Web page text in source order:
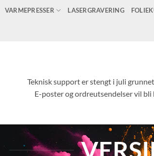
VARMEPRESSER LASERGRAVERING
Teknisk support er stengt i juli
E-poster og ordreutsendelser vil bli